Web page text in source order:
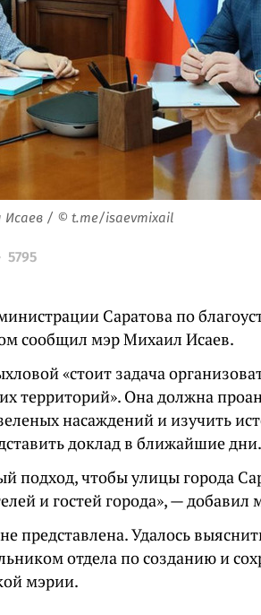
Исаев / © t.me/isaevmixail
5795
Саратова по
сообщил мэр Михаил Исаев.
«стоит задача
территорий». Она должна
насаждений и изучить
доклад в ближайшие дни.
подход, чтобы улицы города
и гостей города», — добавил
представлена. Удалось
отдела по созданию и
мэрии.